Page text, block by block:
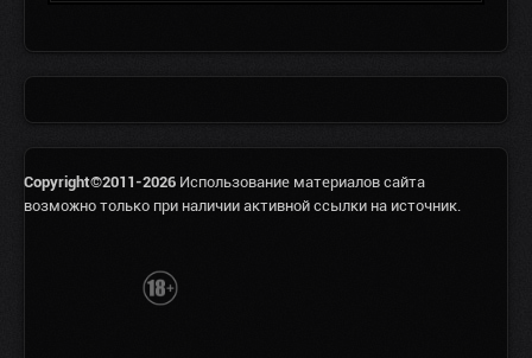
Copyright©2011-2026 Использование материалов сайта
возможно только при наличии активной ссылки на источник.